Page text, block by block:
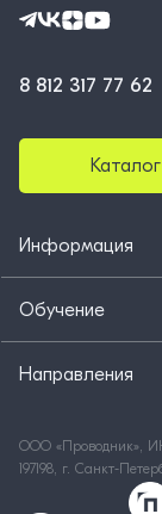
8 812 317 77 62
Информация
Обучение
Направления
ООО «Проводник»,
197198, г. Санкт-